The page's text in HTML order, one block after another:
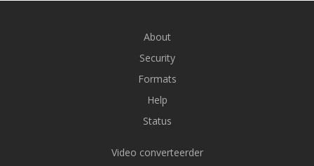
About
Security
Formats
Help
Status
Video converteerder